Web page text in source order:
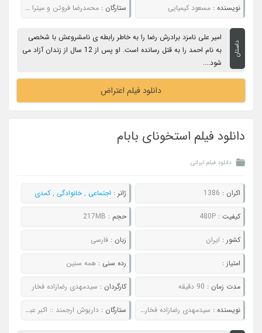
نویسنده :مسعود کیمیایی ستارگان : محمدرضا فروتن و میترا حجار
داستان
امیر علی نامزد برادرش رضا را به خاطر رابطه ی نامشروعش با شخصی
به نام احمد را به قتل رسانده است. او پس از 12 سال از زندان آزاد می
شود....
دانلود فیلم اعتراض
دانلود فیلم استخونای بابام
دانلود فیلم ایرانی
اکران : 1386 ژانر : اجتماعی ,خانوادگی ,کمدی
کیفیت :480P حجم : 217MB
کشور : ایران زبان : فارسی
امتیاز : رده سنی : همه سنین
مدت زمان : 90 دقیقه کارگردان : سیدمهدی رضازاده فخار
نویسنده : سیدمهدی رضازاده فخار و علی حمیدی ستارگان : داریوش ارجمند :: اکبر عبدی :: گوهر خیراندیش :: رضا توکلی